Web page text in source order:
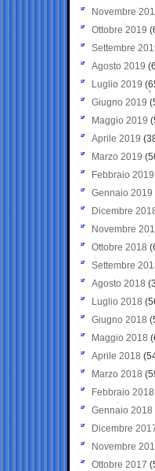
Novembre
Ottobre 2019
Settembre
Agosto 2019
Luglio 2019
Giugno 2019
Maggio 2019
Aprile 2019
Marzo 2019
Febbraio 2019
Gennaio 2019
Dicembre
Novembre
Ottobre 2018
Settembre
Agosto 2018
Luglio 2018
Giugno 2018
Maggio 2018
Aprile 2018
Marzo 2018
Febbraio 2018
Gennaio 2018
Dicembre
Novembre
Ottobre 2017